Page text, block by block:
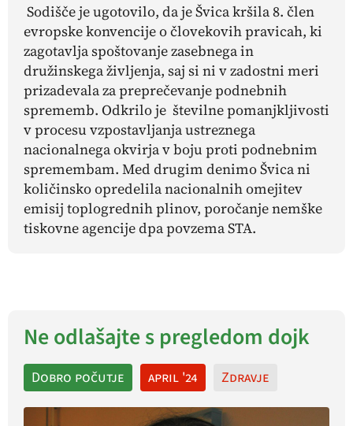
Sodišče je ugotovilo, da je Švica kršila 8. člen
evropske konvencije o človekovih pravicah, ki
zagotavlja spoštovanje zasebnega in
družinskega življenja, saj si ni v zadostni meri
prizadevala za preprečevanje podnebnih
sprememb. Odkrilo je številne pomanjkljivosti
v procesu vzpostavljanja ustreznega
nacionalnega okvirja v boju proti podnebnim
spremembam. Med drugim denimo Švica ni
količinsko opredelila nacionalnih omejitev
emisij toplogrednih plinov, poročanje nemške
tiskovne agencije dpa povzema STA.
Ne odlašajte s pregledom dojk
Dobro počutje april '24 Zdravje